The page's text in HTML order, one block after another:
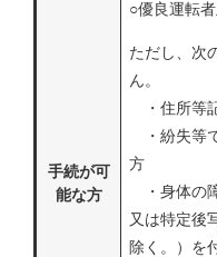
手続が可
能な方
○優良運転
ただし、次
ん。
・住所等
・紛失等
方
・身体の
又は特定後
除く。）を